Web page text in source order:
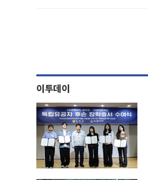
이투데이